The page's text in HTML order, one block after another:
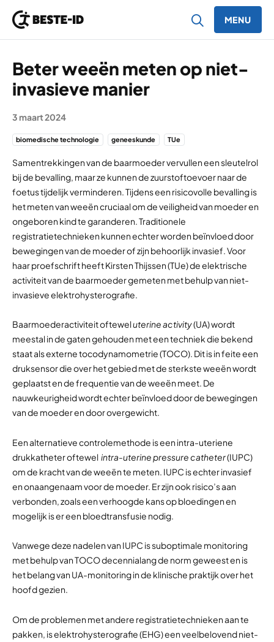
MENU
Beter weeën meten op niet-
invasieve manier
3 maart 2024
biomedische technologie geneeskunde TUe
Samentrekkingen van de baarmoeder vervullen een sleutelrol
bij de bevalling, maar ze kunnen de zuurstoftoevoer naar de
foetus tijdelijk verminderen. Tijdens een risicovolle bevalling is
het meten van weeën cruciaal om de veiligheid van moeder en
ongeboren kind te garanderen. Traditionele
registratietechnieken kunnen echter worden beïnvloed door
bewegingen van de moeder of zijn behoorlijk invasief. Voor
haar proefschrift heeft Kirsten Thijssen (TUe) de elektrische
activiteit van de baarmoeder gemeten met behulp van niet-
invasieve elektrohysterografie.
Baarmoederactiviteit ofteweluterine activity(UA) wordt
meestal in de gaten gehouden met een techniek die bekend
staat als externe tocodynamometrie (TOCO). Dit is in feite een
druksensor die over het gebied met de sterkste weeën wordt
geplaatst en de frequentie van de weeën meet. De
nauwkeurigheid wordt echter beïnvloed door de bewegingen
van de moeder en door overgewicht.
Een alternatieve controlemethode is een intra-uteriene
drukkatheter oftewel intra-uterine pressure catheter(IUPC)
om de kracht van de weeën te meten. IUPC is echter invasief
en onaangenaam voor de moeder. Er zijn ook risico’s aan
verbonden, zoals een verhoogde kans op bloedingen en
mogelijk is er een bloedtransfusie nodig.
Vanwege deze nadelen van IUPC is suboptimale monitoring
met behulp van TOCO decennialang de norm geweest en is
het belang van UA-monitoring in de klinische praktijk over het
hoofd gezien.
Om de problemen met andere registratietechnieken aan te
pakken, is elektrohysterografie (EHG) een veelbelovend niet-